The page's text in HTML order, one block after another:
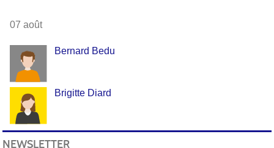
07 août
Bernard Bedu
Brigitte Diard
NEWSLETTER